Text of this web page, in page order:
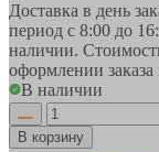
Доставка в день
период с 8:00 до
наличии.
оформлении
В наличии
В корзину